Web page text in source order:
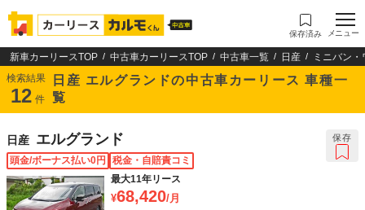
保存済み メニュー
新車カーリースTOP 中古車カーリースTOP 中古車一覧 日産
ミニバン・
検索結果
12 件
日産 エルグランドの中古車カーリース 車種一
覧
日産 エルグランド
頭金/ボーナス払い0円
税金・自賠責コミ
最大11年リース
68,420
保存